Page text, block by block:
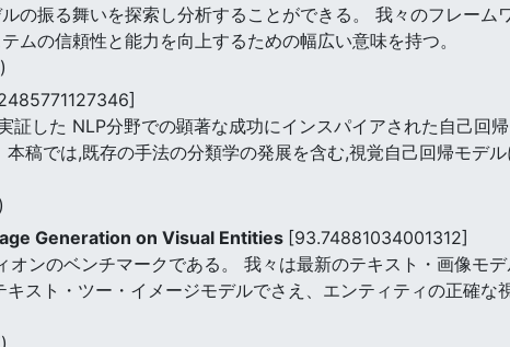
の振る舞いを探索し分析することができる。 我々のフレーム
ムの信頼性と能力を向上するための幅広い意味を持つ。
証した NLP分野での顕著な成功にインスパイアされた自己回
稿では,既存の手法の分類学の発展を含む,視覚自己回帰モデ
Generation on Visual Entities [93.74881034001312]
ンのベンチマークである。 我々は最新のテキスト・画像モ
スト・ツー・イメージモデルでさえ、エンティティの正確な